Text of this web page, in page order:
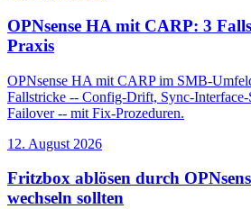
OPNsense HA mit CARP: 3
Praxis
OPNsense HA mit CARP im SMB-
Fallstricke -- Config-Drift, Sync-
Failover -- mit Fix-Prozeduren.
12. August 2026
Fritzbox ablösen durch
wechseln sollten